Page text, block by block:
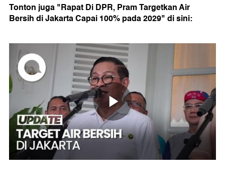
Tonton juga "Rapat Di DPR, Pram Targetkan Air
Bersih di Jakarta Capai 100% pada 2029" di sini: